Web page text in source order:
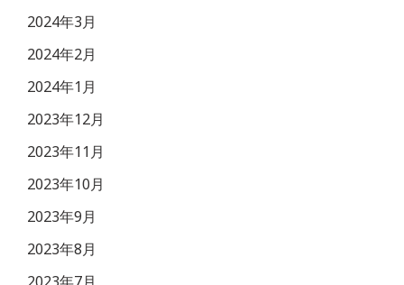
2024年3月
2024年2月
2024年1月
2023年12月
2023年11月
2023年10月
2023年9月
2023年8月